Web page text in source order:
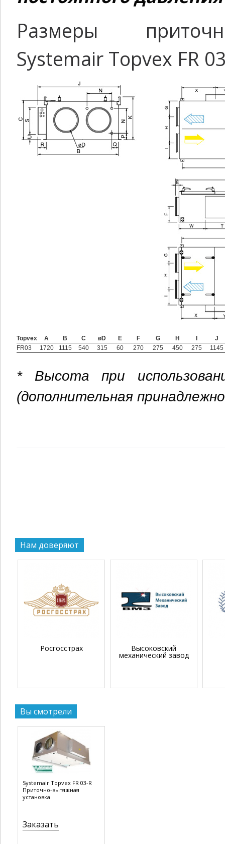
Размеры
Systemair Topvex FR
Topvex A B C øD E F G H
J
FR03
1720 1115 540 315 60 270 275 450 275 1145
* Высота при
(дополнительная
Нам доверяют
Росгосстрах Высоковский
механический завод
Вы смотрели
Systemair Topvex FR 03-R
Приточно-вытяжная
установка
Заказать